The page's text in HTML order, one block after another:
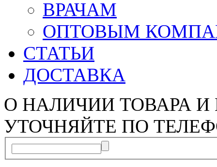
ВРАЧАМ
ОПТОВЫМ
СТАТЬИ
ДОСТАВКА
О НАЛИЧИИ ТОВАРА
УТОЧНЯЙТЕ ПО